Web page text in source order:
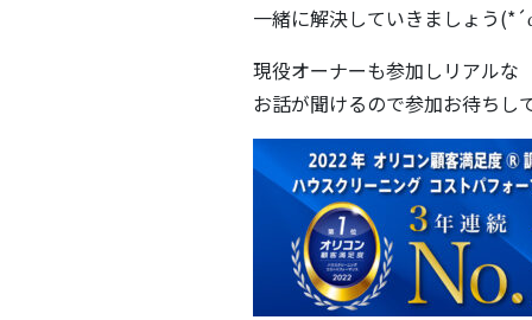
一緒に解決していきましょう
現役オーナーも参加しリアルな
お話が聞けるので参加お待ちし